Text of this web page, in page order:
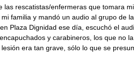
las rescatistas/enfermeras que tomara
familia y mandó un audio al grupo de
Plaza Dignidad ese día, escuchó el
y carabineros, los que no
era tan grave, sólo lo que se